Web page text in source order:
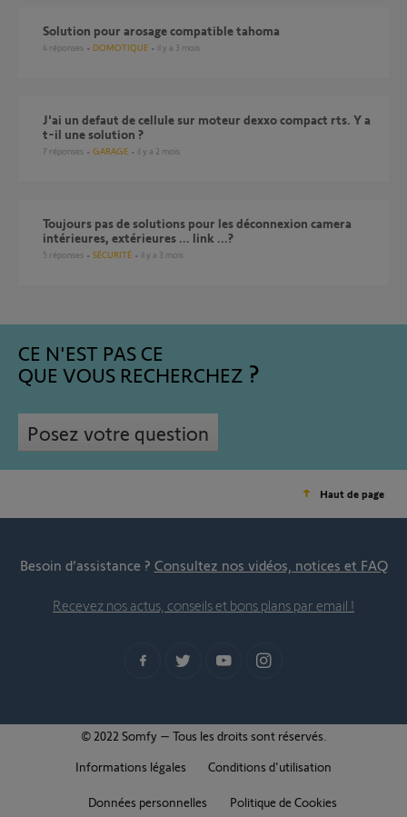
solution pour arosage compatible tahoma
4 réponses DOMOTIQUE il y a 3 mois
J'ai un defaut de cellule sur moteur dexxo compact rts. Y a
t-il une solution ?
7 réponses GARAGE il y a 2 mois
toujours pas de solutions pour les déconnexion camera
intérieures, extérieures ... link ...?
5 réponses SÉCURITÉ il y a 3 mois
CE N'EST PAS CE
QUE VOUS RECHERCHEZ
Posez votre question
Haut de page
Besoin d’assistance ? Consultez nos vidéos, notices et FAQ
Recevez nos actus, conseils et bons plans par email !
© 2022 Somfy – Tous les droits sont réservés.
Informations légales
Conditions d'utilisation
Données personnelles Politique de Cookies